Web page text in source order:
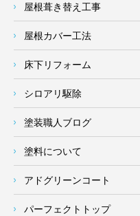
屋根葺き替え工事
屋根カバー工法
床下リフォーム
シロアリ駆除
塗装職人ブログ
塗料について
アドグリーンコート
パーフェクトトップ